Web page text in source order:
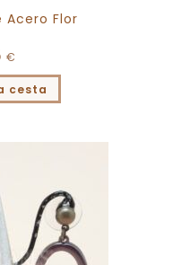
Acero Flor
€
cesta